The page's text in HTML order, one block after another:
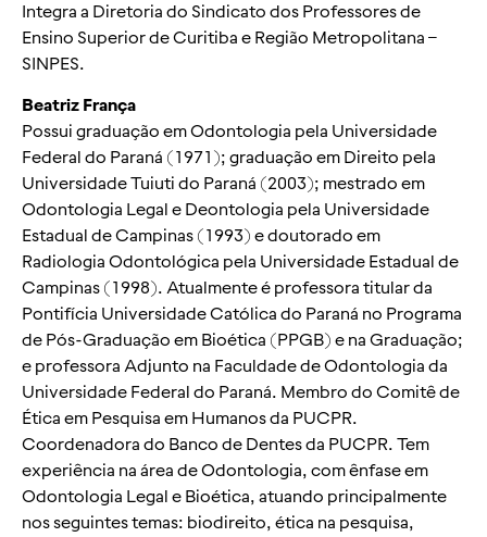
Integra a Diretoria do Sindicato dos Professores de
Ensino Superior de Curitiba e Região Metropolitana –
SINPES.
Beatriz França
Possui graduação em Odontologia pela Universidade
Federal do Paraná (1971); graduação em Direito pela
Universidade Tuiuti do Paraná (2003); mestrado em
Odontologia Legal e Deontologia pela Universidade
Estadual de Campinas (1993) e doutorado em
Radiologia Odontológica pela Universidade Estadual de
Campinas (1998). Atualmente é professora titular da
Pontifícia Universidade Católica do Paraná no Programa
de Pós-Graduação em Bioética (PPGB) e na Graduação;
e professora Adjunto na Faculdade de Odontologia da
Universidade Federal do Paraná. Membro do Comitê de
Ética em Pesquisa em Humanos da PUCPR.
Coordenadora do Banco de Dentes da PUCPR. Tem
experiência na área de Odontologia, com ênfase em
Odontologia Legal e Bioética, atuando principalmente
nos seguintes temas: biodireito, ética na pesquisa,